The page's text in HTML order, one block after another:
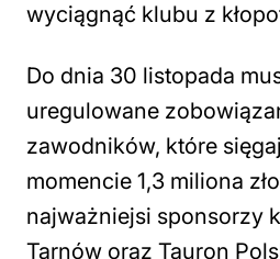
wyciągnąć klubu z
Do dnia 30 listopada
uregulowane
zawodników, które
momencie 1,3 miliona
najważniejsi sponsorzy
Tarnów oraz Tauron